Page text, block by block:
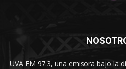
UVA FM 97.3, una emisora bajo la